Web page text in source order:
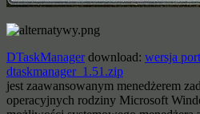
DTaskManagerdownload: wersja
dtaskmanager_1.51.zip
jest zaawansowanym menedżerem
operacyjnych rodziny Microsoft